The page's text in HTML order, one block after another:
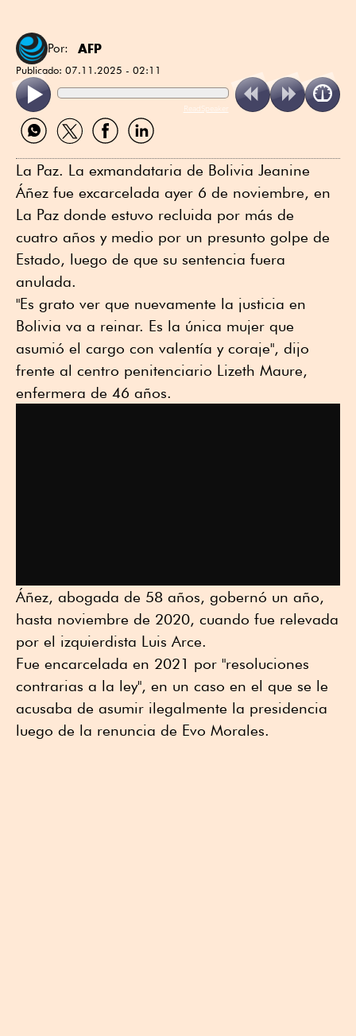
Por: AFP
Publicado: 07.11.2025 - 02:11
ReadSpeaker
Compartir
por
Compartir
por
Compartir
por
Compartir
por
La Paz. La exmandataria de Bolivia Jeanine
Áñez fue excarcelada ayer 6 de noviembre, en
La Paz donde estuvo recluida por más de
cuatro años y medio por un presunto golpe de
Estado, luego de que su sentencia fuera
anulada.
"Es grato ver que nuevamente la justicia en
Bolivia va a reinar. Es la única mujer que
asumió el cargo con valentía y coraje", dijo
frente al centro penitenciario Lizeth Maure,
enfermera de 46 años.
Áñez, abogada de 58 años, gobernó un año,
hasta noviembre de 2020, cuando fue relevada
por el izquierdista Luis Arce.
Fue encarcelada en 2021 por "resoluciones
contrarias a la ley", en un caso en el que se le
acusaba de asumir ilegalmente la presidencia
luego de la renuncia de Evo Morales.